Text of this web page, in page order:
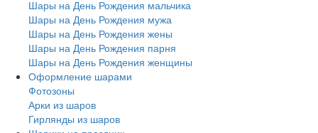
Шары на День Рождения мальчика
Шары на День Рождения мужа
Шары на День Рождения жены
Шары на День Рождения парня
Шары на День Рождения женщины
Оформление шарами
Фотозоны
Арки из шаров
Гирлянды из шаров